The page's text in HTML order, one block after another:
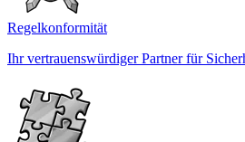
Regelkonformität
Ihr vertrauenswürdiger Partner für